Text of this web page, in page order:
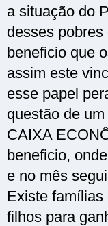
a situação do
desses
beneficio que
assim este
esse papel
questão de
CAIXA
beneficio,
e no mês
Existe famílias
filhos para